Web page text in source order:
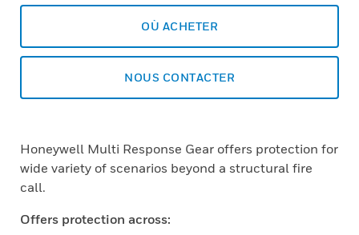
OÙ ACHETER
NOUS CONTACTER
Honeywell Multi Response Gear offers protection for
wide variety of scenarios beyond a structural fire
call.
Offers protection across: